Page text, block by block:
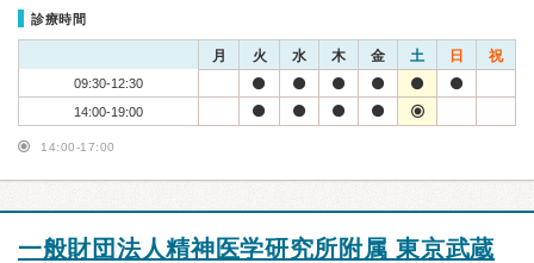
診療時間
月 火 水 木 金 土 日 祝
09:30-12:30
14:00-19:00
14:00-17:00
一般財団法人精神医学研究所附属 東京武蔵